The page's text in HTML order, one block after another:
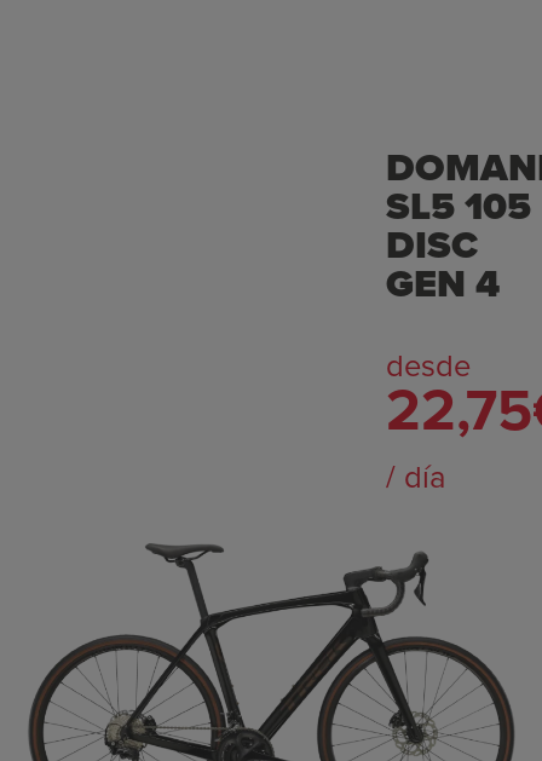
SL5 105
DISC
GEN 4
desde
/ día